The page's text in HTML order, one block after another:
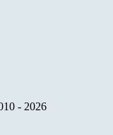
- 2026